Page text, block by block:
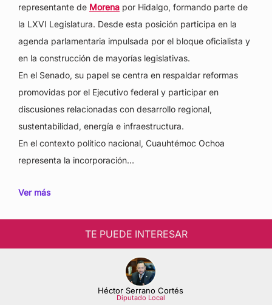
representante de Morena por Hidalgo, formando parte de
la LXVI Legislatura. Desde esta posición participa en la
agenda parlamentaria impulsada por el bloque oficialista y
en la construcción de mayorías legislativas.
En el Senado, su papel se centra en respaldar reformas
promovidas por el Ejecutivo federal y participar en
discusiones relacionadas con desarrollo regional,
sustentabilidad, energía e infraestructura.
En el contexto político nacional, Cuauhtémoc Ochoa
representa la incorporación…
Ver más
TE PUEDE INTERESAR
Héctor Serrano Cortés
Diputado Local